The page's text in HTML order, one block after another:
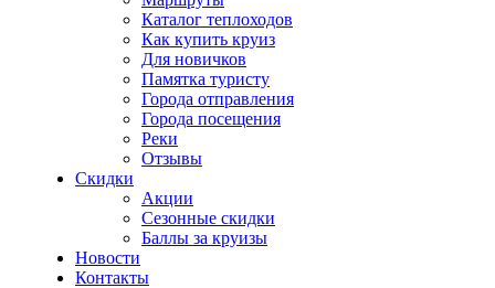
Каталог теплоходов
Как купить круиз
Для новичков
Памятка туристу
Города отправления
Города посещения
Реки
Отзывы
Скидки
Акции
Сезонные скидки
Баллы за круизы
Новости
Контакты